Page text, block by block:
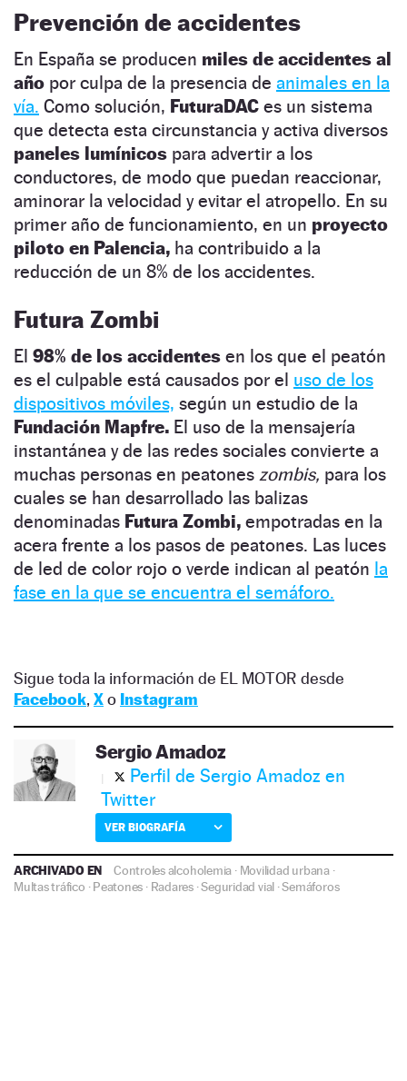
Prevención de accidentes
En España se producen miles de accidentes al
año por culpa de la presencia de animales en la
vía. Como solución, FuturaDAC es un sistema
que detecta esta circunstancia y activa diversos
paneles lumínicos para advertir a los
conductores, de modo que puedan reaccionar,
aminorar la velocidad y evitar el atropello. En su
primer año de funcionamiento, en un proyecto
piloto en Palencia, ha contribuido a la
reducción de un 8% de los accidentes.
Futura Zombi
El 98% de los accidentes en los que el peatón
es el culpable está causados por el uso de los
dispositivos móviles, según un estudio de la
Fundación Mapfre. El uso de la mensajería
instantánea y de las redes sociales convierte a
muchas personas en peatones zombis, para los
cuales se han desarrollado las balizas
denominadas Futura Zombi, empotradas en la
acera frente a los pasos de peatones. Las luces
de led de color rojo o verde indican al peatón la
fase en la que se encuentra el semáforo.
Sigue toda la información de EL MOTOR desde
Facebook, Xo Instagram
Sergio Amadoz
Perfil de Sergio Amadoz en
Twitter
VER BIOGRAFÍA
ARCHIVADO EN Controles alcoholemia · Movilidad urbana·
Multas tráfico ·Peatones · Radares·Seguridad vial ·Semáforos